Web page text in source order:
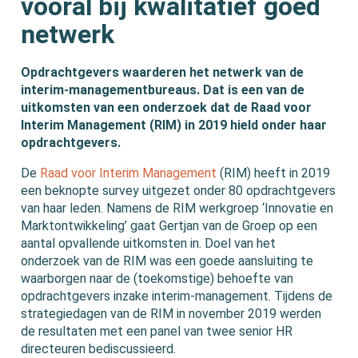
vooral bij kwalitatief goed
netwerk
Opdrachtgevers waarderen het netwerk van de
interim-managementbureaus. Dat is een van de
uitkomsten van een onderzoek dat de Raad voor
Interim Management (RIM) in 2019 hield onder haar
opdrachtgevers.
De Raad voor Interim Management (RIM) heeft in 2019
een beknopte survey uitgezet onder 80 opdrachtgevers
van haar leden. Namens de RIM werkgroep ‘Innovatie en
Marktontwikkeling’ gaat Gertjan van de Groep op een
aantal opvallende uitkomsten in. Doel van het
onderzoek van de RIM was een goede aansluiting te
waarborgen naar de (toekomstige) behoefte van
opdrachtgevers inzake interim-management. Tijdens de
strategiedagen van de RIM in november 2019 werden
de resultaten met een panel van twee senior HR
directeuren bediscussieerd.